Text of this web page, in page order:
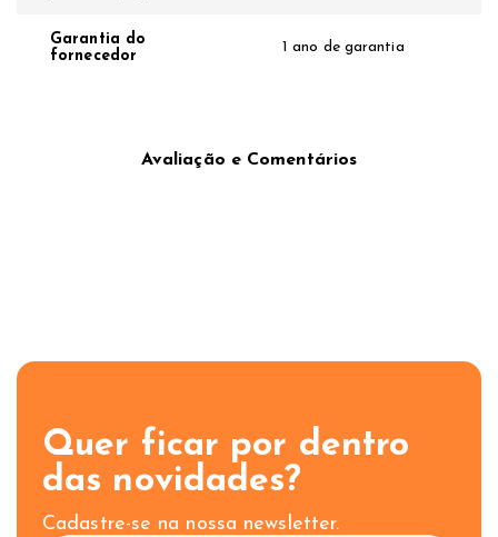
Garantia do
fornecedor
1 ano de garantia
Avaliação e Comentários
Quer ficar por dentro
das novidades?
Cadastre-se na nossa newsletter.